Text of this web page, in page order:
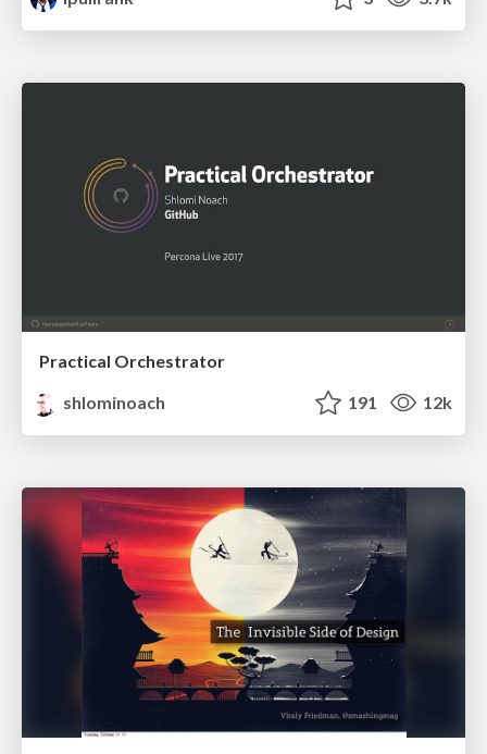
Practical Orchestrator
shlominoach
191 12k